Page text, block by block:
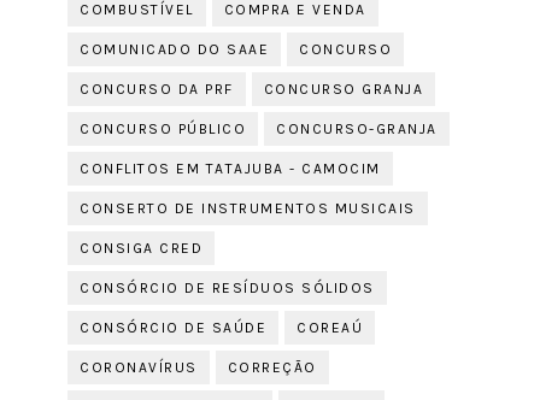
COMBUSTÍVEL COMPRA E VENDA
COMUNICADO DO SAAE CONCURSO
CONCURSO DA PRF CONCURSO GRANJA
CONCURSO PÚBLICO CONCURSO-GRANJA
CONFLITOS EM TATAJUBA - CAMOCIM
CONSERTO DE INSTRUMENTOS MUSICAIS
CONSIGA CRED
CONSÓRCIO DE RESÍDUOS SÓLIDOS
CONSÓRCIO DE SAÚDE COREAÚ
CORONAVÍRUS CORREÇÃO